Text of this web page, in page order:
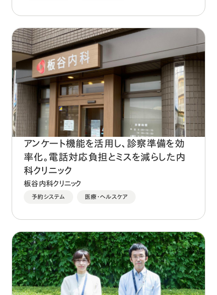
アンケート機能を活用し、診察準備を効
率化。電話対応負担とミスを減らした内
科クリニック
板谷内科クリニック
予約システム 医療・ヘルスケア